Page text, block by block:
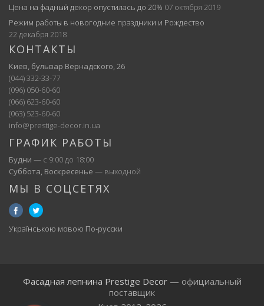
Цена на фадный декор опустилась до 20% 07 октября 2019
Режим работы в новогодние праздники и Рождество
22 декабря 2018
КОНТАКТЫ
Киев, бульвар Вернадского, 26
(044) 332-33-77
(096) 050-60-60
(066) 623-60-60
(063) 523-60-60
info@prestige-decor.in.ua
ГРАФИК РАБОТЫ
Будни — с 9:00 до 18:00
Суббота, Воскресенье — выходной
МЫ В СОЦСЕТЯХ
Українською мовою По-русски
Фасадная лепнина Prestige Decor— официальный
поставщик